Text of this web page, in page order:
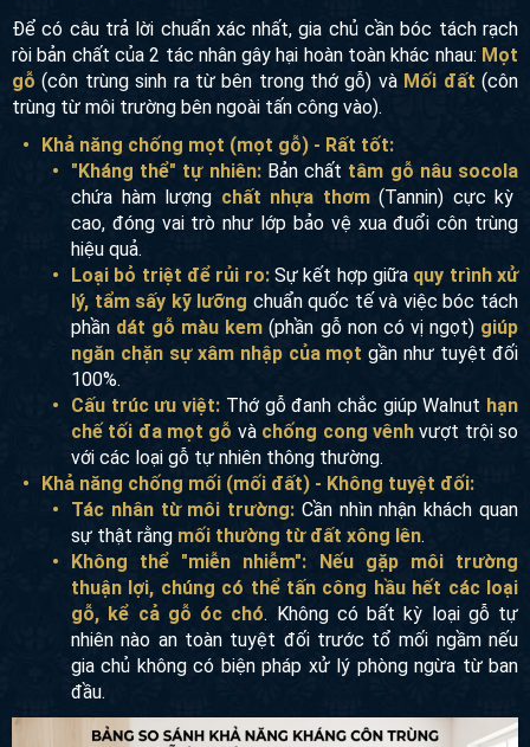
Để có câu trả lời chuẩn xác nhất, gia chủ cần bóc tách rạch
ròi bản chất của 2 tác nhân gây hại hoàn toàn khác nhau: Mọt
gỗ (côn trùng sinh ra từ bên trong thớ gỗ) và Mối đất (côn
trùng từ môi trường bên ngoài tấn công vào).
Khả năng chống mọt (mọt gỗ) - Rất tốt:
"Kháng thể" tự nhiên:Bản chất tâm gỗ nâu socola
chứa hàm lượng chất nhựa thơm(Tannin) cực kỳ
cao, đóng vai trò như lớp bảo vệ xua đuổi côn trùng
hiệu quả.
Loại bỏ triệt để rủi ro:Sự kết hợp giữa quy trình xử
lý, tẩm sấy kỹ lưỡng chuẩn quốc tế và việc bóc tách
phần dát gỗ màu kem (phần gỗ non có vị ngọt) giúp
ngăn chặn sự xâm nhập của mọt gần như tuyệt đối
100%.
Cấu trúc ưu việt: Thớ gỗ đanh chắc giúp Walnut hạn
chế tối đa mọt gỗ và chống cong vênhvượt trội so
với các loại gỗ tự nhiên thông thường.
Khả năng chống mối (mối đất) - Không tuyệt đối:
Tác nhân từ môi trường: Cần nhìn nhận khách quan
sự thật rằng mối thường từ đất xông lên.
Không thể "miễn nhiễm":
Nếu gặp môi trường
thuận lợi, chúng có thể tấn công hầu hết các loại
gỗ, kể cả gỗ óc chó. Không có bất kỳ loại gỗ tự
nhiên nào an toàn tuyệt đối trước tổ mối ngầm nếu
gia chủ không có biện pháp xử lý phòng ngừa từ ban
đầu.